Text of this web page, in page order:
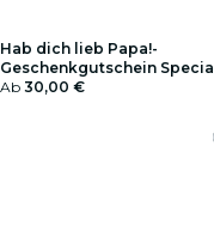
Hab dich lieb Papa!-
Geschenkgutschein Special
Edition
Ab 30,00 €